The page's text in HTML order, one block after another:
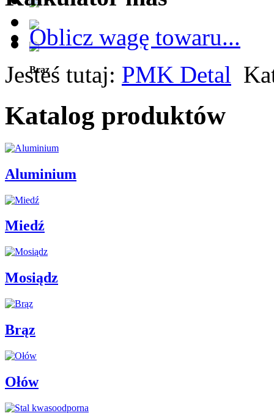
Brąz
Oblicz wagę towaru...
Jesteś tutaj: PMK Detal
Katalog produktów
Aluminium
Miedź
Mosiądz
Brąz
Ołów